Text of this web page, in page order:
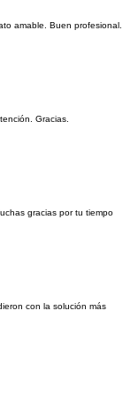
amable. Buen profesional.
Gracias.
gracias por tu tiempo
con la solución más